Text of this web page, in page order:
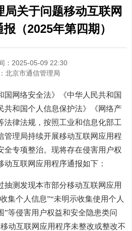
关于问题移动互联网
（2025年第四期）
：2025-05-09 22:30
北京市通信管理局
国网络安全法》《中华人民共和国
共和国个人信息保护法》《网络产
法律法规，按照工业和信息化部工
管理局持续开展移动互联网应用程
全专项整治。现将存在侵害用户权
互联网应用程序通报如下：
抽测发现本市部分移动互联网应用
集个人信息”“未明示收集使用个人
”等侵害用户权益和安全隐患类问
动互联网应用程序未整改或整改不